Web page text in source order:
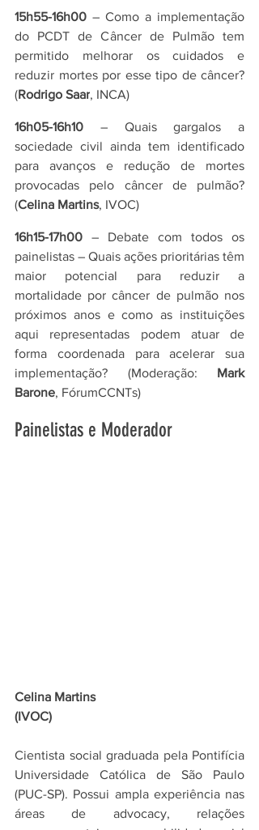
15h55-16h00 – Como a implementação
do PCDT de Câncer de Pulmão tem
permitido melhorar os cuidados e
reduzir mortes por esse tipo de câncer?
(Rodrigo Saar, INCA)
16h05-16h10 – Quais gargalos a
sociedade civil ainda tem identificado
para avanços e redução de mortes
provocadas pelo câncer de pulmão?
(Celina Martins, IVOC)
16h15-17h00 – Debate com todos os
painelistas – Quais ações prioritárias têm
maior potencial para reduzir a
mortalidade por câncer de pulmão nos
próximos anos e como as instituições
aqui representadas podem atuar de
forma coordenada para acelerar sua
implementação? (Moderação: Mark
Barone, FórumCCNTs)
Painelistas e Moderador
Celina Martins
(IVOC)
Cientista social graduada pela Pontifícia
Universidade Católica de São Paulo
(PUC-SP). Possui ampla experiência nas
áreas de advocacy, relações